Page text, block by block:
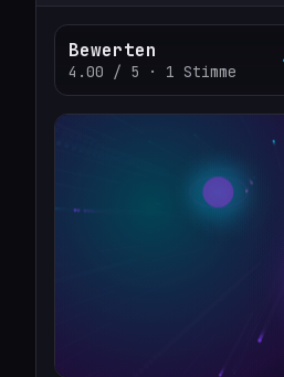
Bewerten
4.00 / 5 · 1 Stimme